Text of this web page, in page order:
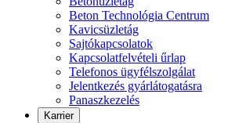
Beton Technológia Centrum
Kavicsüzletág
Sajtókapcsolatok
Kapcsolatfelvételi űrlap
Telefonos ügyfélszolgálat
Jelentkezés gyárlátogatásra
Panaszkezelés
Karrier